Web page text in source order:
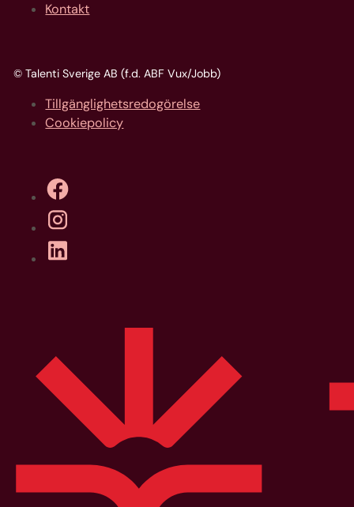
Kontakt
© Talenti Sverige AB (f.d. ABF Vux/Jobb)
Tillgänglighetsredogörelse
Cookiepolicy